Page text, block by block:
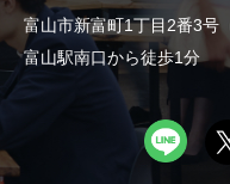
富山市新富町1丁目2番3号
富山駅南口から徒歩1分